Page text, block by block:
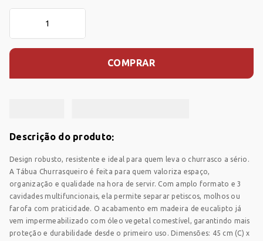
CARRINHO
COMPRAR
Descrição do produto
Design robusto, resistente e ideal para quem leva o churrasco a sério.
A Tábua Churrasqueiro é feita para quem valoriza espaço,
organização e qualidade na hora de servir. Com amplo formato e 3
cavidades multifuncionais, ela permite separar petiscos, molhos ou
farofa com praticidade. O acabamento em madeira de eucalipto já
vem impermeabilizado com óleo vegetal comestível, garantindo mais
proteção e durabilidade desde o primeiro uso. Dimensões: 45 cm (C) x